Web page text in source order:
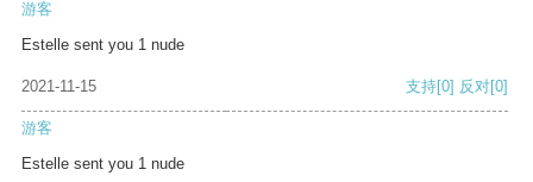
游客
Estelle sent you 1 nude
2021-11-15 支持[0] 反对[0]
游客
Estelle sent you 1 nude